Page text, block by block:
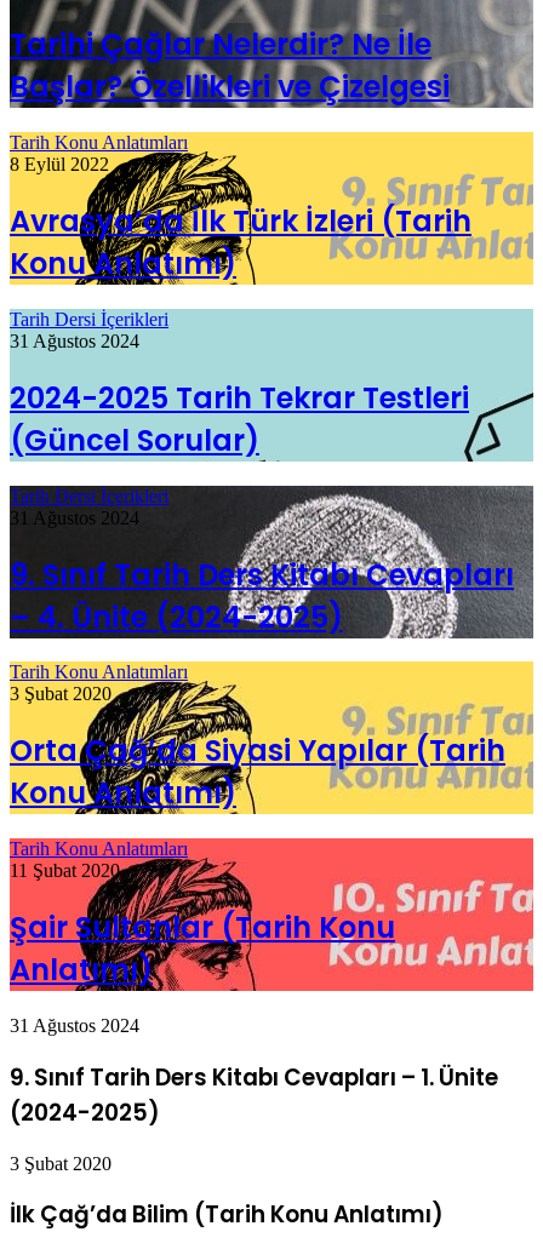
Tarihi Çağlar Nelerdir? Ne İle
Başlar? Özellikleri ve Çizelgesi
Tarih Konu Anlatımları
8 Eylül 2022
Avrasya’da İlk Türk İzleri (Tarih
Konu Anlatımı)
Tarih Dersi İçerikleri
31 Ağustos 2024
2024-2025 Tarih Tekrar Testleri
(Güncel Sorular)
Tarih Dersi İçerikleri
31 Ağustos 2024
9. Sınıf Tarih Ders Kitabı Cevapları
– 4. Ünite (2024-2025)
Tarih Konu Anlatımları
3 Şubat 2020
Orta Çağ’da Siyasi Yapılar (Tarih
Konu Anlatımı)
Tarih Konu Anlatımları
11 Şubat 2020
Şair Sultanlar (Tarih Konu
Anlatımı)
31 Ağustos 2024
9. Sınıf Tarih Ders Kitabı Cevapları – 1. Ünite
(2024-2025)
3 Şubat 2020
İlk Çağ’da Bilim (Tarih Konu Anlatımı)